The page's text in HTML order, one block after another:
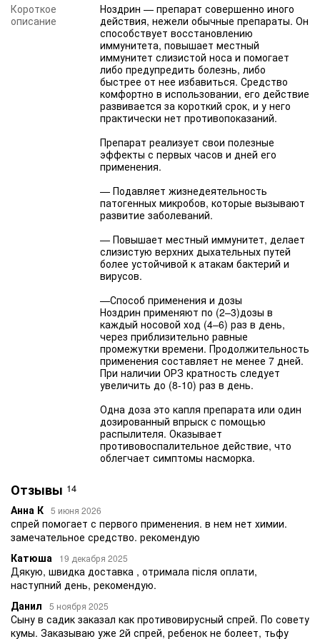
Короткое
описание
Ноздрин — препарат совершенно иного
действия, нежели обычные препараты. Он
способствует восстановлению
иммунитета, повышает местный
иммунитет слизистой носа и помогает
либо предупредить болезнь, либо
быстрее от нее избавиться. Средство
комфортно в использовании, его действие
развивается за короткий срок, и у него
практически нет противопоказаний.
Препарат реализует свои полезные
эффекты с первых часов и дней его
применения.
— Подавляет жизнедеятельность
патогенных микробов, которые вызывают
развитие заболеваний.
— Повышает местный иммунитет, делает
слизистую верхних дыхательных путей
более устойчивой к атакам бактерий и
вирусов.
—Способ применения и дозы
Ноздрин применяют по (2–3)дозы в
каждый носовой ход (4–6) раз в день,
через приблизительно равные
промежутки времени. Продолжительность
применения составляет не менее 7 дней.
При наличии ОРЗ кратность следует
увеличить до (8-10) раз в день.
Одна доза это капля препарата или один
дозированный впрыск с помощью
распылителя. Оказывает
противовоспалительное действие, что
облегчает симптомы насморка.
Отзывы 14
Анна К 5 июня 2026
спрей помогает с первого применения. в нем нет химии.
замечательное средство. рекомендую
Катюша
19 декабря 2025
Дякую, швидка доставка , отримала після оплати,
наступний день, рекомендую.
Данил
5 ноября 2025
Сыну в садик заказал как противовирусный спрей. По совету
кумы. Заказываю уже 2й спрей, ребенок не болеет, тьфу